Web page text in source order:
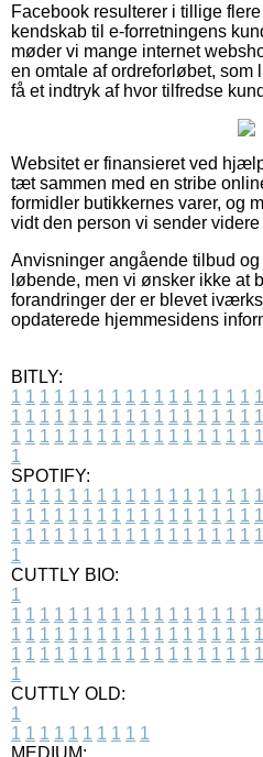
Facebook resulterer i tillige
kendskab til e-forretningens
møder vi mange internet
en omtale af ordreforløbet, som
få et indtryk af hvor tilfredse
Websitet er finansieret ved
tæt sammen med en stribe
formidler butikkernes varer, og
vidt den person vi sender
Anvisninger angående tilbud
løbende, men vi ønsker ikke at
forandringer der er blevet
opdaterede hjemmesidens
BITLY:
1 1 1 1 1 1 1 1 1 1 1 1 1 1 1 1 1 1
1 1 1 1 1 1 1 1 1 1 1 1 1 1 1 1 1 1
1 1 1 1 1 1 1 1 1 1 1 1 1 1 1 1 1 1
1
SPOTIFY:
1 1 1 1 1 1 1 1 1 1 1 1 1 1 1 1 1 1
1 1 1 1 1 1 1 1 1 1 1 1 1 1 1 1 1 1
1 1 1 1 1 1 1 1 1 1 1 1 1 1 1 1 1 1
1
CUTTLY BIO:
1
1 1 1 1 1 1 1 1 1 1 1 1 1 1 1 1 1 1
1 1 1 1 1 1 1 1 1 1 1 1 1 1 1 1 1 1
1 1 1 1 1 1 1 1 1 1 1 1 1 1 1 1 1 1
1
CUTTLY OLD:
1
1 1 1 1 1 1 1 1 1 1
MEDIUM: